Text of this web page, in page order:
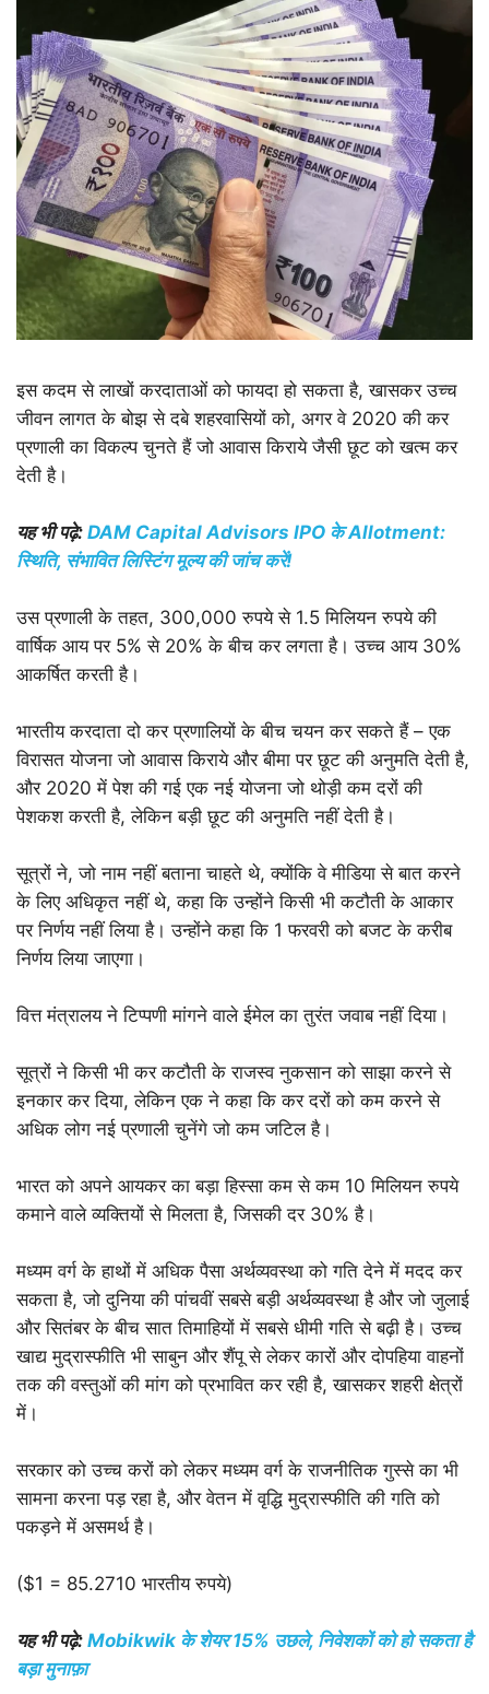
इस कदम से लाखों करदाताओं को फायदा हो सकता है, खासकर उच्च
जीवन लागत के बोझ से दबे शहरवासियों को, अगर वे 2020 की कर
प्रणाली का विकल्प चुनते हैं जो आवास किराये जैसी छूट को खत्म कर
देती है।
यह भी पढ़े: DAM Capital Advisors IPO के Allotment:
स्थिति, संभावित लिस्टिंग मूल्य की जांच करें!
उस प्रणाली के तहत, 300,000 रुपये से 1.5 मिलियन रुपये की
वार्षिक आय पर 5% से 20% के बीच कर लगता है। उच्च आय 30%
आकर्षित करती है।
भारतीय करदाता दो कर प्रणालियों के बीच चयन कर सकते हैं – एक
विरासत योजना जो आवास किराये और बीमा पर छूट की अनुमति देती है,
और 2020 में पेश की गई एक नई योजना जो थोड़ी कम दरों की
पेशकश करती है, लेकिन बड़ी छूट की अनुमति नहीं देती है।
सूत्रों ने, जो नाम नहीं बताना चाहते थे, क्योंकि वे मीडिया से बात करने
के लिए अधिकृत नहीं थे, कहा कि उन्होंने किसी भी कटौती के आकार
पर निर्णय नहीं लिया है। उन्होंने कहा कि 1 फरवरी को बजट के करीब
निर्णय लिया जाएगा।
वित्त मंत्रालय ने टिप्पणी मांगने वाले ईमेल का तुरंत जवाब नहीं दिया।
सूत्रों ने किसी भी कर कटौती के राजस्व नुकसान को साझा करने से
इनकार कर दिया, लेकिन एक ने कहा कि कर दरों को कम करने से
अधिक लोग नई प्रणाली चुनेंगे जो कम जटिल है।
भारत को अपने आयकर का बड़ा हिस्सा कम से कम 10 मिलियन रुपये
कमाने वाले व्यक्तियों से मिलता है, जिसकी दर 30% है।
मध्यम वर्ग के हाथों में अधिक पैसा अर्थव्यवस्था को गति देने में मदद कर
सकता है, जो दुनिया की पांचवीं सबसे बड़ी अर्थव्यवस्था है और जो जुलाई
और सितंबर के बीच सात तिमाहियों में सबसे धीमी गति से बढ़ी है। उच्च
खाद्य मुद्रास्फीति भी साबुन और शैंपू से लेकर कारों और दोपहिया वाहनों
तक की वस्तुओं की मांग को प्रभावित कर रही है, खासकर शहरी क्षेत्रों
में।
सरकार को उच्च करों को लेकर मध्यम वर्ग के राजनीतिक गुस्से का भी
सामना करना पड़ रहा है, और वेतन में वृद्धि मुद्रास्फीति की गति को
पकड़ने में असमर्थ है।
($1 = 85.2710 भारतीय रुपये)
यह भी पढ़े: Mobikwik के शेयर 15% उछले, निवेशकों को हो सकता है
बड़ा मुनाफ़ा